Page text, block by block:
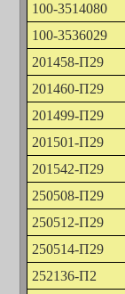
100-3514080
100-3536029
201458-П29
201460-П29
201499-П29
201501-П29
201542-П29
250508-П29
250512-П29
250514-П29
252136-П2